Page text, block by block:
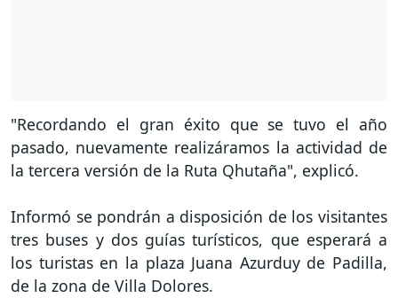
"Recordando el gran éxito que se tuvo el año
pasado, nuevamente realizáramos la actividad de
la tercera versión de la Ruta Qhutaña", explicó.
Informó se pondrán a disposición de los visitantes
tres buses y dos guías turísticos, que esperará a
los turistas en la plaza Juana Azurduy de Padilla,
de la zona de Villa Dolores.